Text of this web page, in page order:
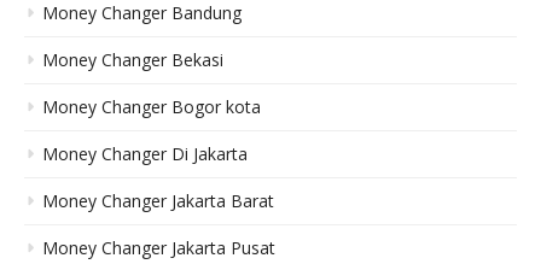
Money Changer Bandung
Money Changer Bekasi
Money Changer Bogor kota
Money Changer Di Jakarta
Money Changer Jakarta Barat
Money Changer Jakarta Pusat